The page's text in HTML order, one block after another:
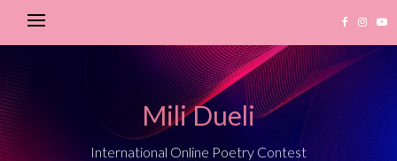
Mili Dueli
International Online Poetry Contest